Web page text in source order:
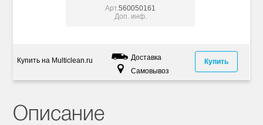
Арт.560050161
Доп. инф.
Купить на Multiclean.ru
Доставка
Самовывоз
Купить
Описание